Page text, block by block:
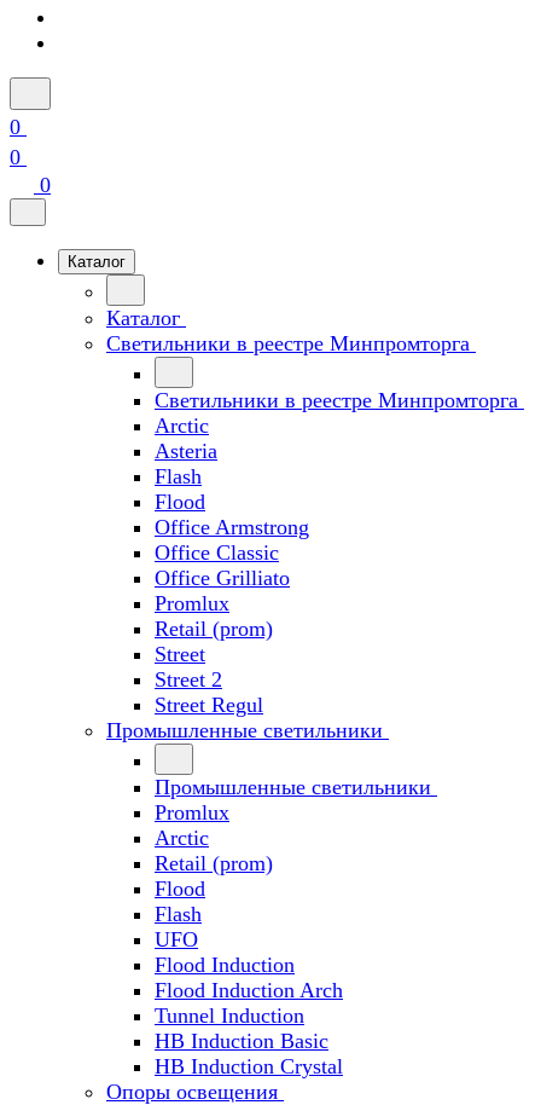
0
0
0
Каталог
Каталог
Светильники в реестре Минпромторга
Светильники в реестре Минпромторга
Arctic
Asteria
Flash
Flood
Office Armstrong
Office Classic
Office Grilliato
Promlux
Retail (prom)
Street
Street 2
Street Regul
Промышленные светильники
Промышленные светильники
Promlux
Arctic
Retail (prom)
Flood
Flash
UFO
Flood Induction
Flood Induction Arch
Tunnel Induction
HB Induction Basic
HB Induction Crystal
Опоры освещения